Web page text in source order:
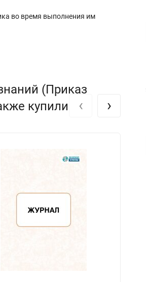
во время выполнения им
(Приказ
купили
‹ ›